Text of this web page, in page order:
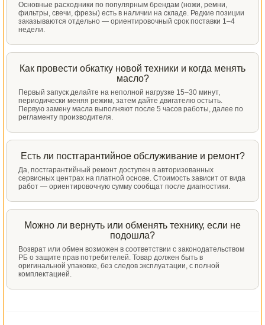
Основные расходники по популярным брендам (ножи, ремни,
фильтры, свечи, фрезы) есть в наличии на складе. Редкие позиции
заказываются отдельно — ориентировочный срок поставки 1–4
недели.
Как провести обкатку новой техники и когда менять
масло?
Первый запуск делайте на неполной нагрузке 15–30 минут,
периодически меняя режим, затем дайте двигателю остыть.
Первую замену масла выполняют после 5 часов работы, далее по
регламенту производителя.
Есть ли постгарантийное обслуживание и ремонт?
Да, постгарантийный ремонт доступен в авторизованных
сервисных центрах на платной основе. Стоимость зависит от вида
работ — ориентировочную сумму сообщат после диагностики.
Можно ли вернуть или обменять технику, если не
подошла?
Возврат или обмен возможен в соответствии с законодательством
РБ о защите прав потребителей. Товар должен быть в
оригинальной упаковке, без следов эксплуатации, с полной
комплектацией.